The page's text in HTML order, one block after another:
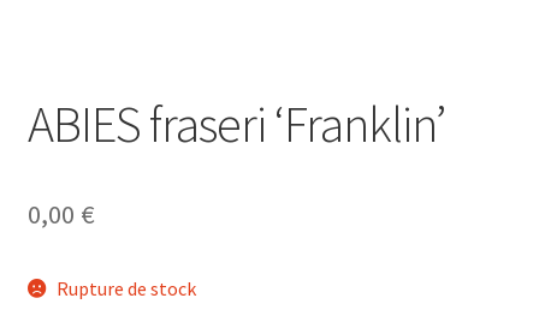
ABIES fraseri ‘Franklin’
0,00 €
Rupture de stock